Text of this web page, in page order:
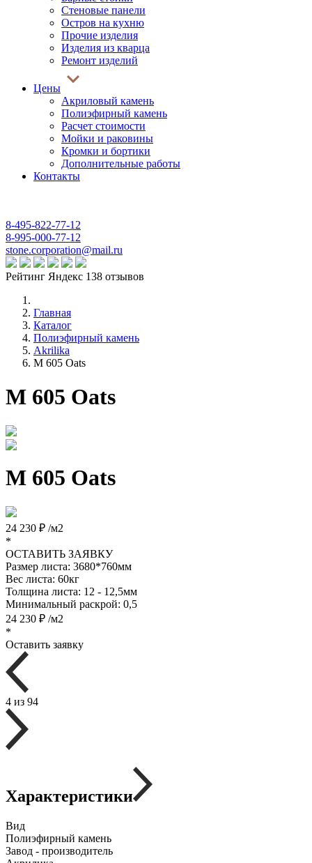
Стеновые панели
Остров на кухню
Прочие изделия
Изделия из кварца
Ремонт изделий
Цены
Акриловый камень
Полиэфирный камень
Расчет стоимости
Мойки и раковины
Кромки и бортики
Дополнительные работы
Контакты
8-495-822-77-12
8-995-000-77-12
stone.corporation@mail.ru
Рейтинг Яндекс 138 отзывов
Главная
Каталог
Полиэфирный камень
Akrilika
M 605 Oats
M 605 Oats
M 605 Oats
24 230 ₽ /м2
*
ОСТАВИТЬ ЗАЯВКУ
Размер листа: 3680*760мм
Вес листа: 60кг
Толщина листа: 12 - 12,5мм
Минимальный раскрой: 0,5
24 230 ₽ /м2
*
Оставить заявку
4 из 94
Характеристики
Вид
Полиэфирный камень
Завод - производитель